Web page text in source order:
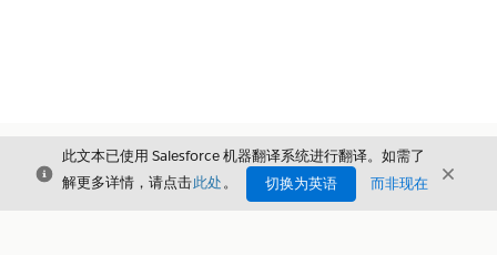
关闭
此文本已使用 Salesforce 机器翻译系统进行翻译。如需了
解更多详情，请点击此处。 切换为英语 而非现在 关闭